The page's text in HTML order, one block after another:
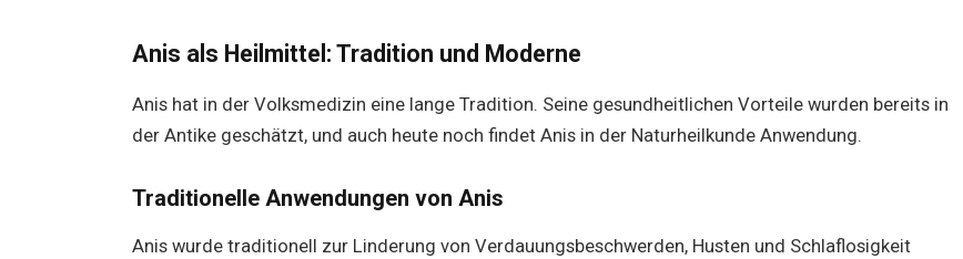
Anis als Heilmittel: Tradition und Moderne
Anis hat in der Volksmedizin eine lange Tradition. Seine gesundheitlichen Vorteile wurden bereits in
der Antike geschätzt, und auch heute noch findet Anis in der Naturheilkunde Anwendung.
Traditionelle Anwendungen von Anis
Anis wurde traditionell zur Linderung von Verdauungsbeschwerden, Husten und Schlaflosigkeit